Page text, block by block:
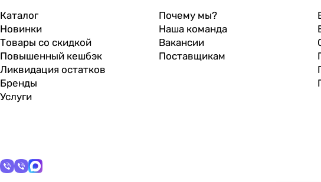
Каталог
Новинки
Товары со скидкой
Повышенный кешбэк
Ликвидация остатков
Бренды
Услуги
Почему мы?
Наша команда
Вакансии
Поставщикам